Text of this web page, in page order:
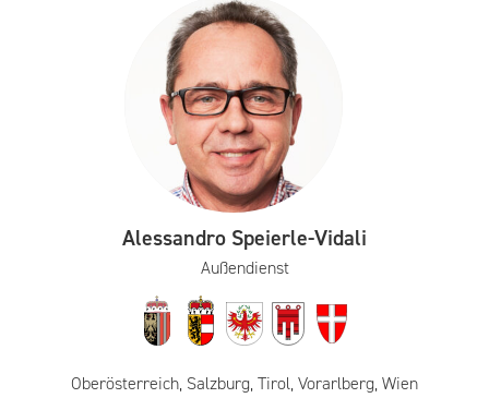
Alessandro Speierle-Vidali
Außendienst
Oberösterreich, Salzburg, Tirol, Vorarlberg, Wien